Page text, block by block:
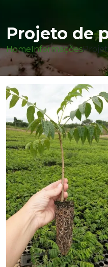
Projeto de
HomeInformações